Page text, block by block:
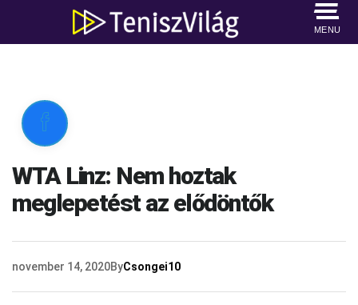
MENU

WTA Linz: Nem hoztak
meglepetést az elődöntők
november 14, 2020ByCsongei10